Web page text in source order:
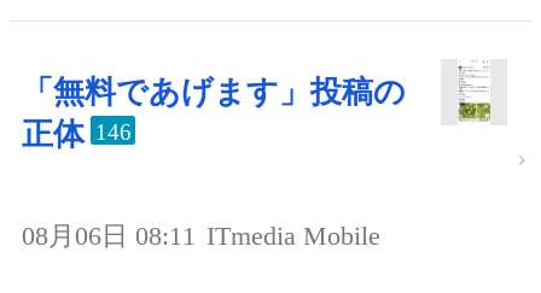
「無料であげます」投稿の
正体 146
08月06日 08:11 ITmedia Mobile